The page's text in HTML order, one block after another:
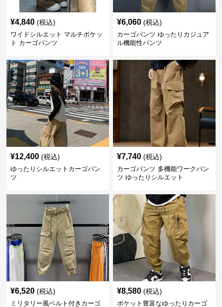
¥4,840 (税込)
ワイドシルエット マルチポケッ
ト カーゴパンツ
¥6,060 (税込)
カーゴパンツ ゆったりカジュア
ル機能性パンツ
¥12,400 (税込)
ゆったりシルエットカーゴパン
ツ
¥7,740 (税込)
カーゴパンツ 多機能ワークパン
ツ ゆったりシルエット
¥6,520 (税込)
ミリタリー風ベルト付きカーゴ
¥8,580 (税込)
ポケット豊富なゆったりカーゴ